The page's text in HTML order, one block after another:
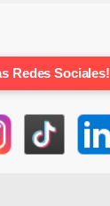
Redes Sociales!